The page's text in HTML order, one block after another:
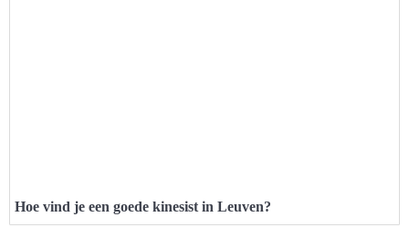
Hoe vind je een goede kinesist in Leuven?